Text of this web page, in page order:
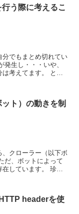
う際に考えるこ
分でもまとめ切れてい
生し・・・いや、
えてます。 と言
ト）の動きを制
クローラー（以下ボ
だ、ボットによって
ています。 珍走
headerを使